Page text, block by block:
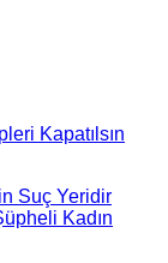
Kapatılsın
Suç Yeridir
Kadın